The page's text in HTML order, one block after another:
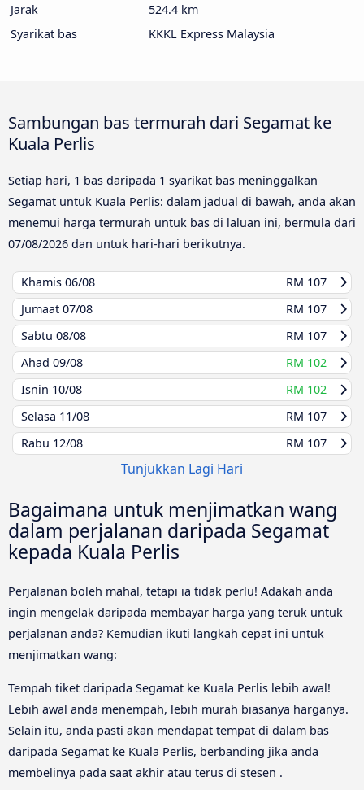
Jarak
524.4 km
Syarikat bas
KKKL Express Malaysia
Sambungan bas termurah dari Segamat ke
Kuala Perlis
Setiap hari, 1 bas daripada 1 syarikat bas meninggalkan
Segamat untuk Kuala Perlis: dalam jadual di bawah, anda akan
menemui harga termurah untuk bas di laluan ini, bermula dari
07/08/2026 dan untuk hari-hari berikutnya.
Khamis 06/08
RM 107
Jumaat 07/08
RM 107
Sabtu 08/08
RM 107
Ahad 09/08
RM 102
Isnin 10/08
RM 102
Selasa 11/08
RM 107
Rabu 12/08 RM 107
Tunjukkan Lagi Hari
Bagaimana untuk menjimatkan wang
dalam perjalanan daripada Segamat
kepada Kuala Perlis
Perjalanan boleh mahal, tetapi ia tidak perlu! Adakah anda
ingin mengelak daripada membayar harga yang teruk untuk
perjalanan anda? Kemudian ikuti langkah cepat ini untuk
menjimatkan wang:
Tempah tiket daripada Segamat ke Kuala Perlis lebih awal!
Lebih awal anda menempah, lebih murah biasanya harganya.
Selain itu, anda pasti akan mendapat tempat di dalam bas
daripada Segamat ke Kuala Perlis, berbanding jika anda
membelinya pada saat akhir atau terus di stesen .